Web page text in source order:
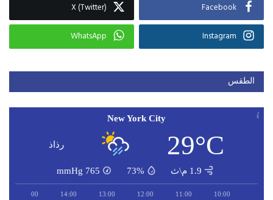
Facebook
X (Twitter)
Instagram
WhatsApp
الطقس
New York City
29°C رذاذ
1.9 م\ث 73%
765
mmHg
10:00
11:00
12:00
13:00
14:00
15:00